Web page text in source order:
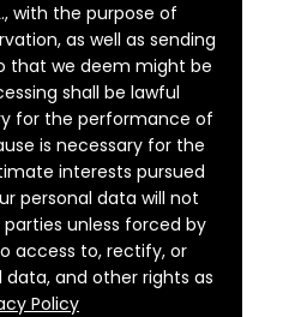
with the purpose of
as well as sending
that we deem might be
shall be lawful
for the performance of
is necessary for the
interests pursued
personal data will not
unless forced by
access to, rectify, or
and other rights as
Policy